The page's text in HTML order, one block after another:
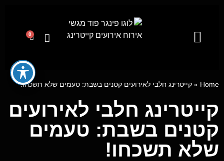
0
Home
» קייטרינג חלבי לאירועים קטנים בשבת: טעמים שלא תשכחו!
קייטרינג חלבי לאירועים
קטנים בשבת: טעמים
שלא תשכחו!